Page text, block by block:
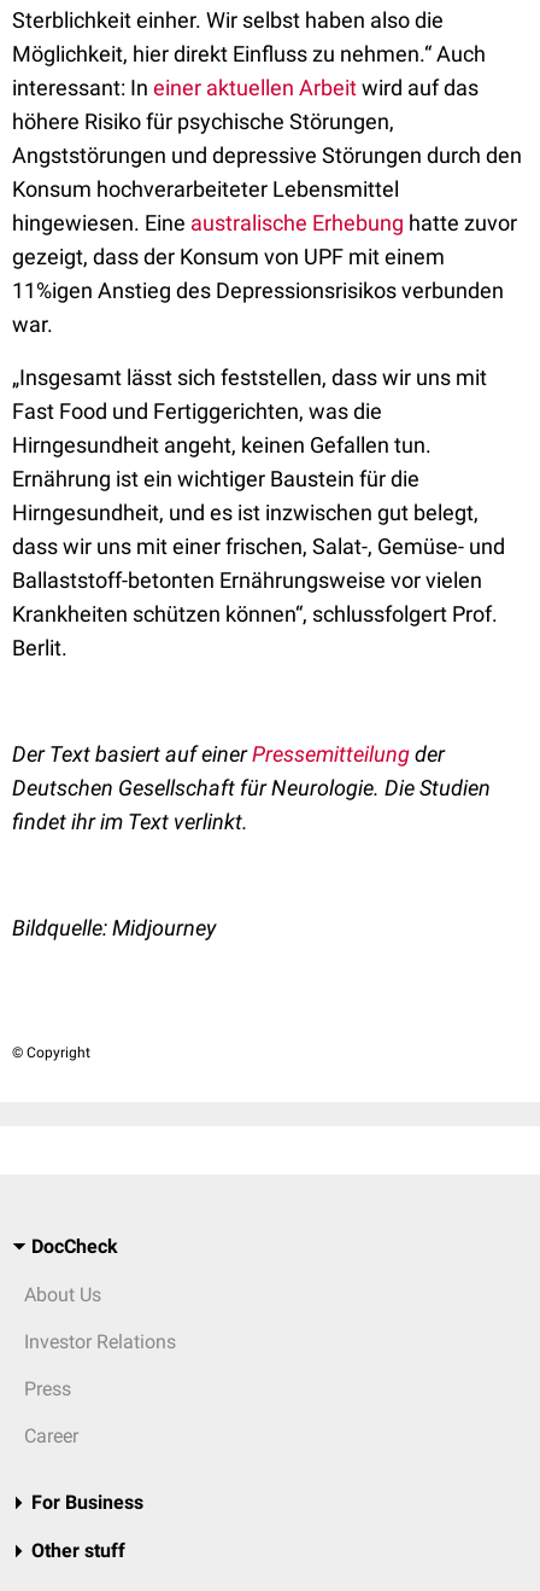
Sterblichkeit einher. Wir selbst haben also die
Möglichkeit, hier direkt Einfluss zu nehmen.“ Auch
interessant: In einer aktuellen Arbeitwird auf das
höhere Risiko für psychische Störungen,
Angststörungen und depressive Störungen durch den
Konsum hochverarbeiteter Lebensmittel
hingewiesen. Eine australische Erhebung hatte zuvor
gezeigt, dass der Konsum von UPF mit einem
11%igen Anstieg des Depressionsrisikos verbunden
war.
„Insgesamt lässt sich feststellen, dass wir uns mit
Fast Food und Fertiggerichten, was die
Hirngesundheit angeht, keinen Gefallen tun.
Ernährung ist ein wichtiger Baustein für die
Hirngesundheit, und es ist inzwischen gut belegt,
dass wir uns mit einer frischen, Salat-, Gemüse- und
Ballaststoff-betonten Ernährungsweise vor vielen
Krankheiten schützen können“, schlussfolgert Prof.
Berlit.
Der Text basiert auf einerPressemitteilungder
Deutschen Gesellschaft für Neurologie. Die Studien
findet ihr im Text verlinkt.
Bildquelle: Midjourney
© Copyright
DocCheck
About Us
Investor Relations
Press
Career
For Business
Other stuff